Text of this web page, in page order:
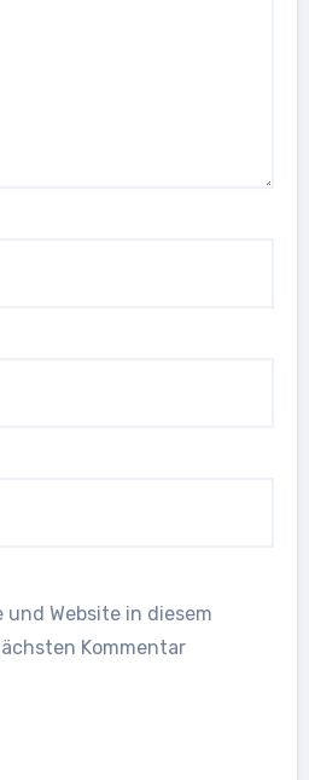
und Website in diesem
Kommentar